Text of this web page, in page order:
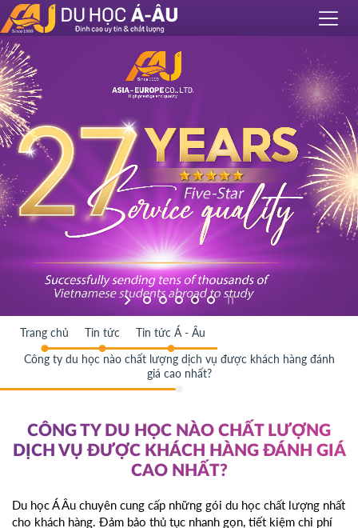
Trang chủ Tin tức Tin tức Á - Âu
Công ty du học nào chất lượng dịch vụ được khách hàng đánh
giá cao nhất?
CÔNG TY DU HỌC NÀO CHẤT LƯỢNG
DỊCH VỤ ĐƯỢC KHÁCH HÀNG ĐÁNH GIÁ
CAO NHẤT?
Du học Á Âu chuyên cung cấp những gói du học chất lượng nhất
cho khách hàng. Đảm bảo thủ tục nhanh gọn, tiết kiệm chi phí